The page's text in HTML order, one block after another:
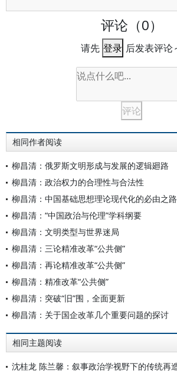
评论（0）
请先 登录 后发表评论
评论
相同作者阅读
柳昌清：俄罗斯文明形成与发展的逻辑廻路
柳昌清：政治权力的合理性与合法性
柳昌清：中国基础思想理论现代化的必由之路
柳昌清：“中国政治与伦理”学科纲要
柳昌清：文明类型与世界迷局
柳昌清：三论精准改革“公共侧”
柳昌清：再论精准改革“公共侧”
柳昌清：精准改革“公共侧”
柳昌清：突破“旧”围，全面更新
柳昌清：关于国企改革几个重要问题的探讨
相同主题阅读
沈桂龙 陈兰馨：叙事政治学视野下的传统再